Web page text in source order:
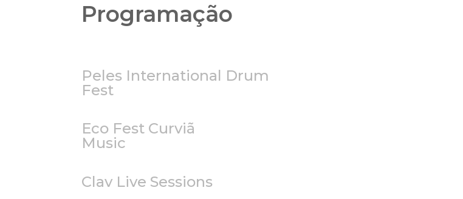
Programação
Peles International Drum
Fest
Eco Fest Curviã
Music
Clav Live Sessions